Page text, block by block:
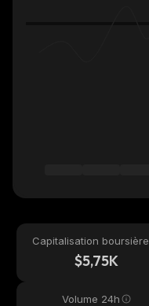
Capitalisation boursière
$5,75K
Volume 24h